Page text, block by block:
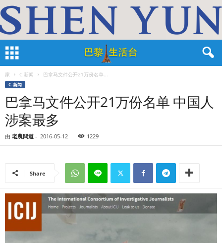
家 C.新闻 巴拿马文件公开21万份名单...
C.新闻
巴拿马文件公开21万份名单 中国人
涉案最多
由 老農問道 - 2016-05-12 1229
Share